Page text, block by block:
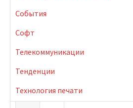
События
Софт
Телекоммуникации
Тенденции
Технология печати